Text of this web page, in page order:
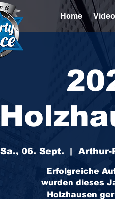
Home
Sa., 06. Sept.
  |
Arthur-
Erfolgreiche
wurden dieses
Holzhausen